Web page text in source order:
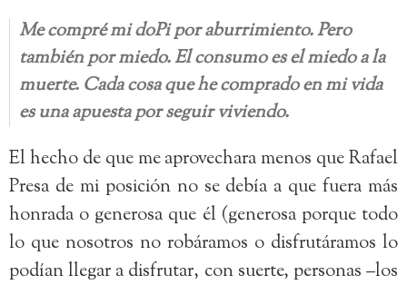
Me compré mi doPi por aburrimiento. Pero
también por miedo. El consumo es el miedo a la
muerte. Cada cosa que he comprado en mi vida
es una apuesta por seguir viviendo.
El hecho de que me aprovechara menos que Rafael
Presa de mi posición no se debía a que fuera más
honrada o generosa que él (generosa porque todo
lo que nosotros no robáramos o disfrutáramos lo
podían llegar a disfrutar, con suerte, personas –los